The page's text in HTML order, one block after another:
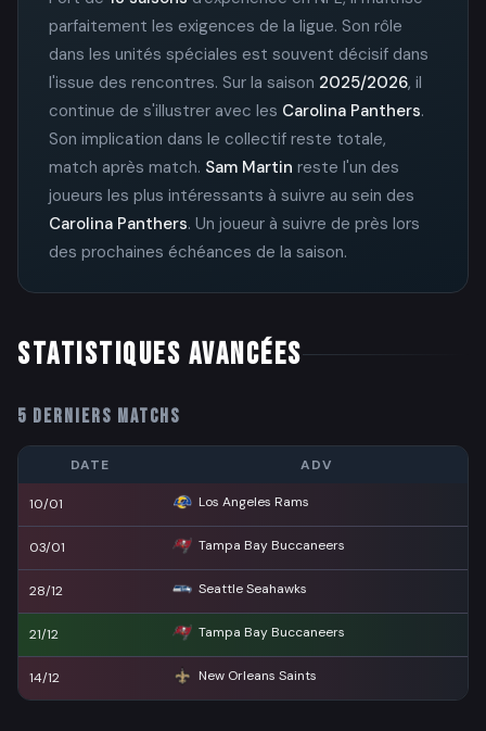
parfaitement les exigences de la ligue. Son rôle
dans les unités spéciales est souvent décisif dans
l'issue des rencontres. Sur la saison 2025/2026, il
continue de s'illustrer avec les Carolina Panthers.
Son implication dans le collectif reste totale,
match après match. Sam Martin reste l'un des
joueurs les plus intéressants à suivre au sein des
Carolina Panthers. Un joueur à suivre de près lors
des prochaines échéances de la saison.
STATISTIQUES AVANCÉES
5 DERNIERS MATCHS
DATE ADV
10/01 Los Angeles Rams
03/01 Tampa Bay Buccaneers
28/12 Seattle Seahawks
21/12 Tampa Bay Buccaneers
14/12 New Orleans Saints